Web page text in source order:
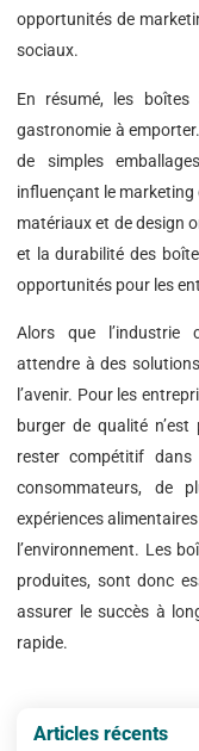
opportunités de
sociaux.
En résumé, les
gastronomie à
de simples
influençant le
matériaux et de design
et la durabilité des
opportunités pour les
Alors que l’industrie
attendre à des
l’avenir. Pour les
burger de qualité
rester compétitif
consommateurs, de
expériences
l’environnement. Les
produites, sont donc
assurer le succès à
rapide.
Articles récents